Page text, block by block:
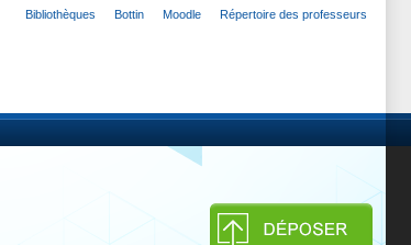
Bibliothèques Bottin Moodle Répertoire des professeurs